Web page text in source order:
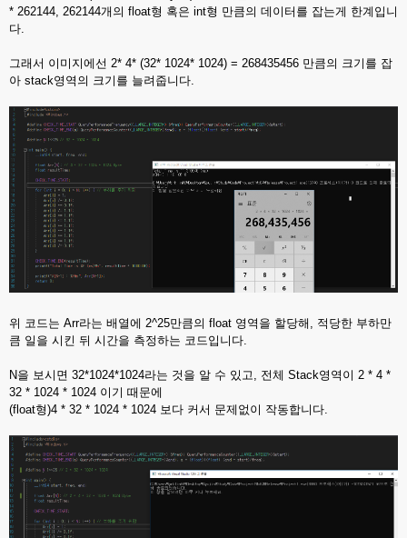
* 262144, 262144개의 float형 혹은 int형 만큼의 데이터를 잡는게 한계입니
다.
그래서 이미지에선 2* 4* (32* 1024* 1024) = 268435456 만큼의 크기를 잡
아 stack영역의 크기를 늘려줍니다.
위 코드는 Arr라는 배열에 2^25만큼의 float 영역을 할당해, 적당한 부하만
큼 일을 시킨 뒤 시간을 측정하는 코드입니다.
N을 보시면 32*1024*1024라는 것을 알 수 있고, 전체 Stack영역이 2 * 4 *
32 * 1024 * 1024 이기 때문에
(float형)4 * 32 * 1024 * 1024 보다 커서 문제없이 작동합니다.